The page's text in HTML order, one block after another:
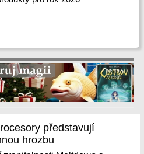
představují
hrozbu